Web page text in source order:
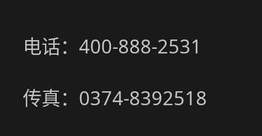
电话：400-888-2531
传真：0374-8392518